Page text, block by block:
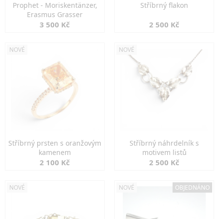
Prophet - Moriskentänzer,
Erasmus Grasser
3 500 Kč
Stříbrný flakon
2 500 Kč
NOVÉ
Stříbrný prsten s oranžovým
kamenem
2 100 Kč
NOVÉ
Stříbrný náhrdelník s
motivem listů
2 500 Kč
NOVÉ NOVÉ OBJEDNÁNO